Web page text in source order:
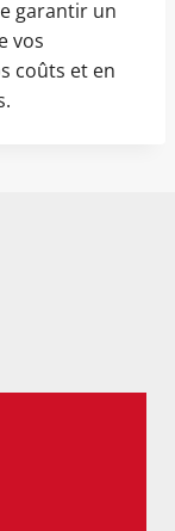
garantir un
vos
coûts et en